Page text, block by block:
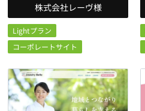
株式会社レーヴ様
Lightプラン
コーポレートサイト